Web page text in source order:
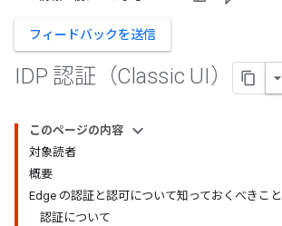
フィードバックを送信
IDP 認証（Classic UI）
このページの内容
対象読者
概要
Edge の認証と認可について知っておくべきこと
認証について